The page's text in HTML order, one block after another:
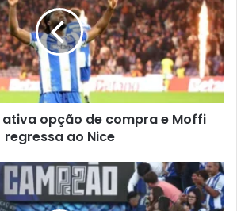
ativa opção de compra e Moffi
regressa ao Nice